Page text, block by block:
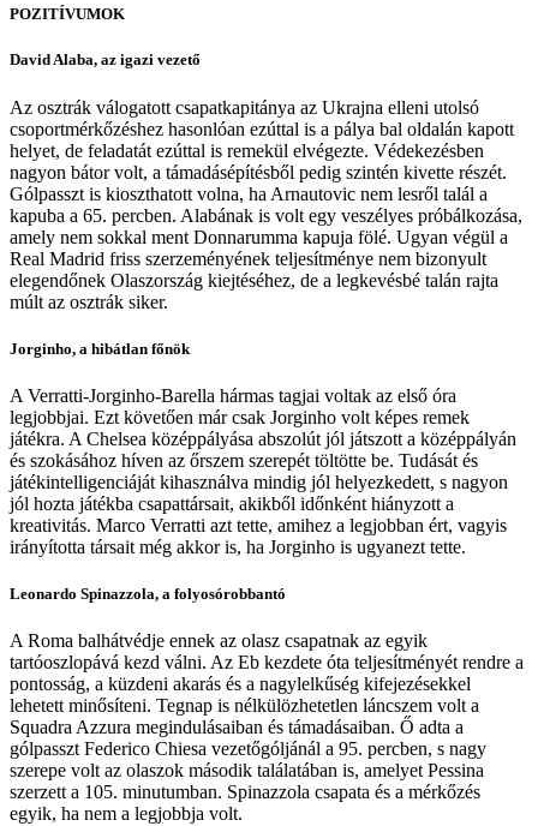
POZITÍVUMOK
David Alaba, az igazi vezető
Az osztrák válogatott csapatkapitánya az Ukrajna elleni utolsó
csoportmérkőzéshez hasonlóan ezúttal is a pálya bal oldalán kapott
helyet, de feladatát ezúttal is remekül elvégezte. Védekezésben
nagyon bátor volt, a támadásépítésből pedig szintén kivette részét.
Gólpasszt is kioszthatott volna, ha Arnautovic nem lesről talál a
kapuba a 65. percben. Alabának is volt egy veszélyes próbálkozása,
amely nem sokkal ment Donnarumma kapuja fölé. Ugyan végül a
Real Madrid friss szerzeményének teljesítménye nem bizonyult
elegendőnek Olaszország kiejtéséhez, de a legkevésbé talán rajta
múlt az osztrák siker.
Jorginho, a hibátlan főnök
A Verratti-Jorginho-Barella hármas tagjai voltak az első óra
legjobbjai. Ezt követően már csak Jorginho volt képes remek
játékra. A Chelsea középpályása abszolút jól játszott a középpályán
és szokásához híven az őrszem szerepét töltötte be. Tudását és
játékintelligenciáját kihasználva mindig jól helyezkedett, s nagyon
jól hozta játékba csapattársait, akikből időnként hiányzott a
kreativitás. Marco Verratti azt tette, amihez a legjobban ért, vagyis
irányította társait még akkor is, ha Jorginho is ugyanezt tette.
Leonardo Spinazzola, a folyosórobbantó
A Roma balhátvédje ennek az olasz csapatnak az egyik
tartóoszlopává kezd válni. Az Eb kezdete óta teljesítményét rendre a
pontosság, a küzdeni akarás és a nagylelkűség kifejezésekkel
lehetett minősíteni. Tegnap is nélkülözhetetlen láncszem volt a
Squadra Azzura megindulásaiban és támadásaiban. Ő adta a
gólpasszt Federico Chiesa vezetőgóljánál a 95. percben, s nagy
szerepe volt az olaszok második találatában is, amelyet Pessina
szerzett a 105. minutumban. Spinazzola csapata és a mérkőzés
egyik, ha nem a legjobbja volt.